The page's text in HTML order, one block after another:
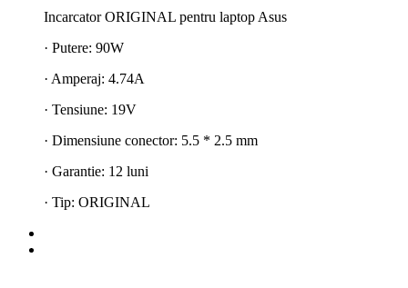
Incarcator ORIGINAL pentru laptop Asus
· Putere: 90W
· Amperaj: 4.74A
· Tensiune: 19V
· Dimensiune conector: 5.5 * 2.5 mm
· Garantie: 12 luni
· Tip: ORIGINAL